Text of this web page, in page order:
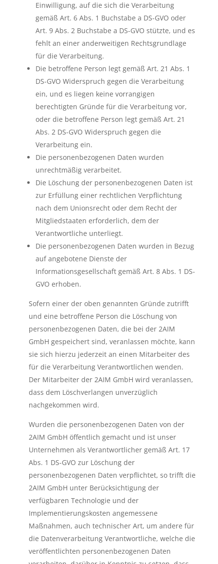
Einwilligung, auf die sich die Verarbeitung
gemäß Art. 6 Abs. 1 Buchstabe a DS-GVO oder
Art. 9 Abs. 2 Buchstabe a DS-GVO stützte, und es
fehlt an einer anderweitigen Rechtsgrundlage
für die Verarbeitung.
Die betroffene Person legt gemäß Art. 21 Abs. 1
DS-GVO Widerspruch gegen die Verarbeitung
ein, und es liegen keine vorrangigen
berechtigten Gründe für die Verarbeitung vor,
oder die betroffene Person legt gemäß Art. 21
Abs. 2 DS-GVO Widerspruch gegen die
Verarbeitung ein.
Die personenbezogenen Daten wurden
unrechtmäßig verarbeitet.
Die Löschung der personenbezogenen Daten ist
zur Erfüllung einer rechtlichen Verpflichtung
nach dem Unionsrecht oder dem Recht der
Mitgliedstaaten erforderlich, dem der
Verantwortliche unterliegt.
Die personenbezogenen Daten wurden in Bezug
auf angebotene Dienste der
Informationsgesellschaft gemäß Art. 8 Abs. 1 DS-
GVO erhoben.
Sofern einer der oben genannten Gründe zutrifft
und eine betroffene Person die Löschung von
personenbezogenen Daten, die bei der 2AIM
GmbH gespeichert sind, veranlassen möchte, kann
sie sich hierzu jederzeit an einen Mitarbeiter des
für die Verarbeitung Verantwortlichen wenden.
Der Mitarbeiter der 2AIM GmbH wird veranlassen,
dass dem Löschverlangen unverzüglich
nachgekommen wird.
Wurden die personenbezogenen Daten von der
2AIM GmbH öffentlich gemacht und ist unser
Unternehmen als Verantwortlicher gemäß Art. 17
Abs. 1 DS-GVO zur Löschung der
personenbezogenen Daten verpflichtet, so trifft die
2AIM GmbH unter Berücksichtigung der
verfügbaren Technologie und der
Implementierungskosten angemessene
Maßnahmen, auch technischer Art, um andere für
die Datenverarbeitung Verantwortliche, welche die
veröffentlichten personenbezogenen Daten